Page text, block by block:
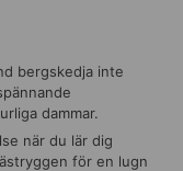
bergskedja inte
dammar.
när du lär dig
för en lugn